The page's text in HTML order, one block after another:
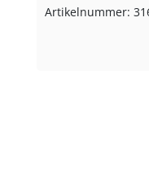
Artikelnummer: